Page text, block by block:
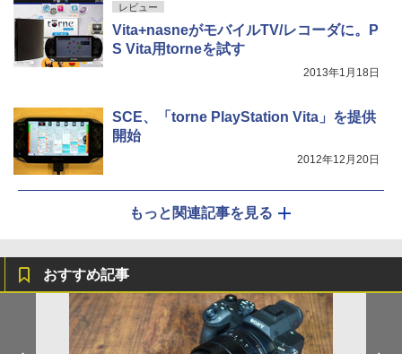
レビュー
Vita+nasneがモバイルTV/レコーダに。P
S Vita用torneを試す
2013年1月18日
SCE、「torne PlayStation Vita」を提供
開始
2012年12月20日
もっと関連記事を見る
おすすめ記事